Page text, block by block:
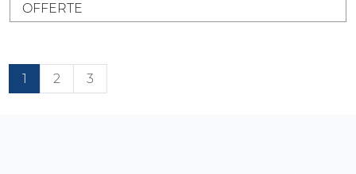
OFFERTE
1 2 3